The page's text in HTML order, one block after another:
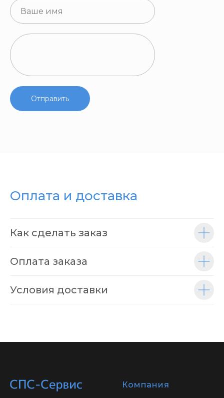
Отправить
Оплата и доставка
Как сделать заказ
Оплата заказа
Условия доставки
Компания